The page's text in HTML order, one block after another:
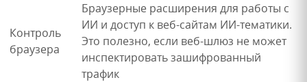
Контроль
браузера
Браузерные расширения для работы с
ИИ и доступ к веб-сайтам ИИ-тематики.
Это полезно, если веб-шлюз не может
инспектировать зашифрованный
трафик